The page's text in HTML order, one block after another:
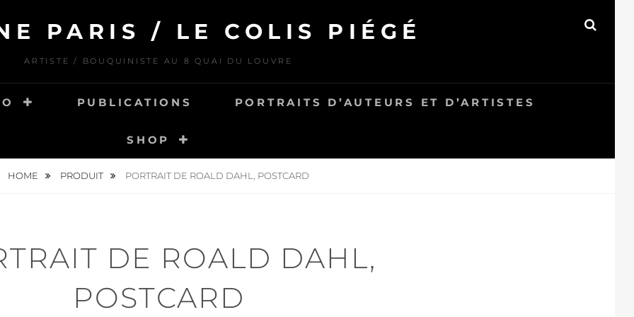
PARIS / LE COLIS PIÉGÉ
ARTISTE / BOUQUINISTE AU 8 QUAI DU LOUVRE
PUBLICATIONS PORTRAITS D’AUTEURS ET D’ARTISTES
SHOP
HOME PRODUIT PORTRAIT DE ROALD DAHL, POSTCARD
DE ROALD DAHL,
POSTCARD